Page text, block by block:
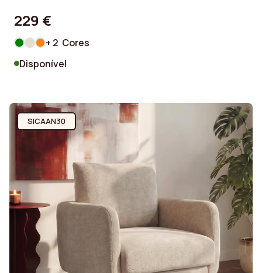
229 €
+ 2 Cores
Disponível
SICAAN30